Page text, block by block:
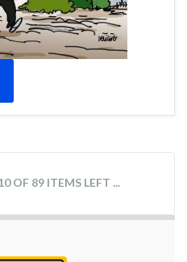
OF 89 ITEMS LEFT ...